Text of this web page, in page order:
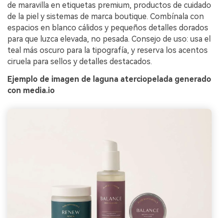
de maravilla en etiquetas premium, productos de cuidado
de la piel y sistemas de marca boutique. Combínala con
espacios en blanco cálidos y pequeños detalles dorados
para que luzca elevada, no pesada. Consejo de uso: usa el
teal más oscuro para la tipografía, y reserva los acentos
ciruela para sellos y detalles destacados.
Ejemplo de imagen de laguna aterciopelada generado
con media.io